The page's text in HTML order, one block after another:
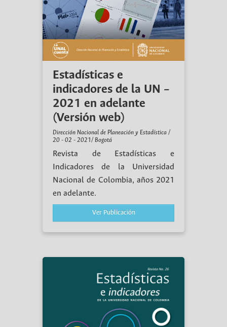
Estadísticas e
indicadores de la UN –
2021 en adelante
(Versión web)
Dirección Nacional de Planeación y Estadística /
20 - 02 - 2021/ Bogotá
Revista de Estadísticas e
Indicadores de la Universidad
Nacional de Colombia, años 2021
en adelante.
Ver Publicación